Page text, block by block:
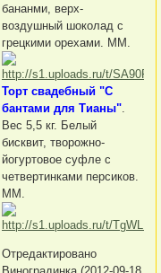
бананми, верх-
воздушный шоколад с
грецкими орехами. ММ.
Торт свадебный "С
бантами для Тианы"
Вес 5,5 кг. Белый
бисквит, творожно-
йогуртовое суфле с
четвертинками персиков.
ММ.
Отредактировано